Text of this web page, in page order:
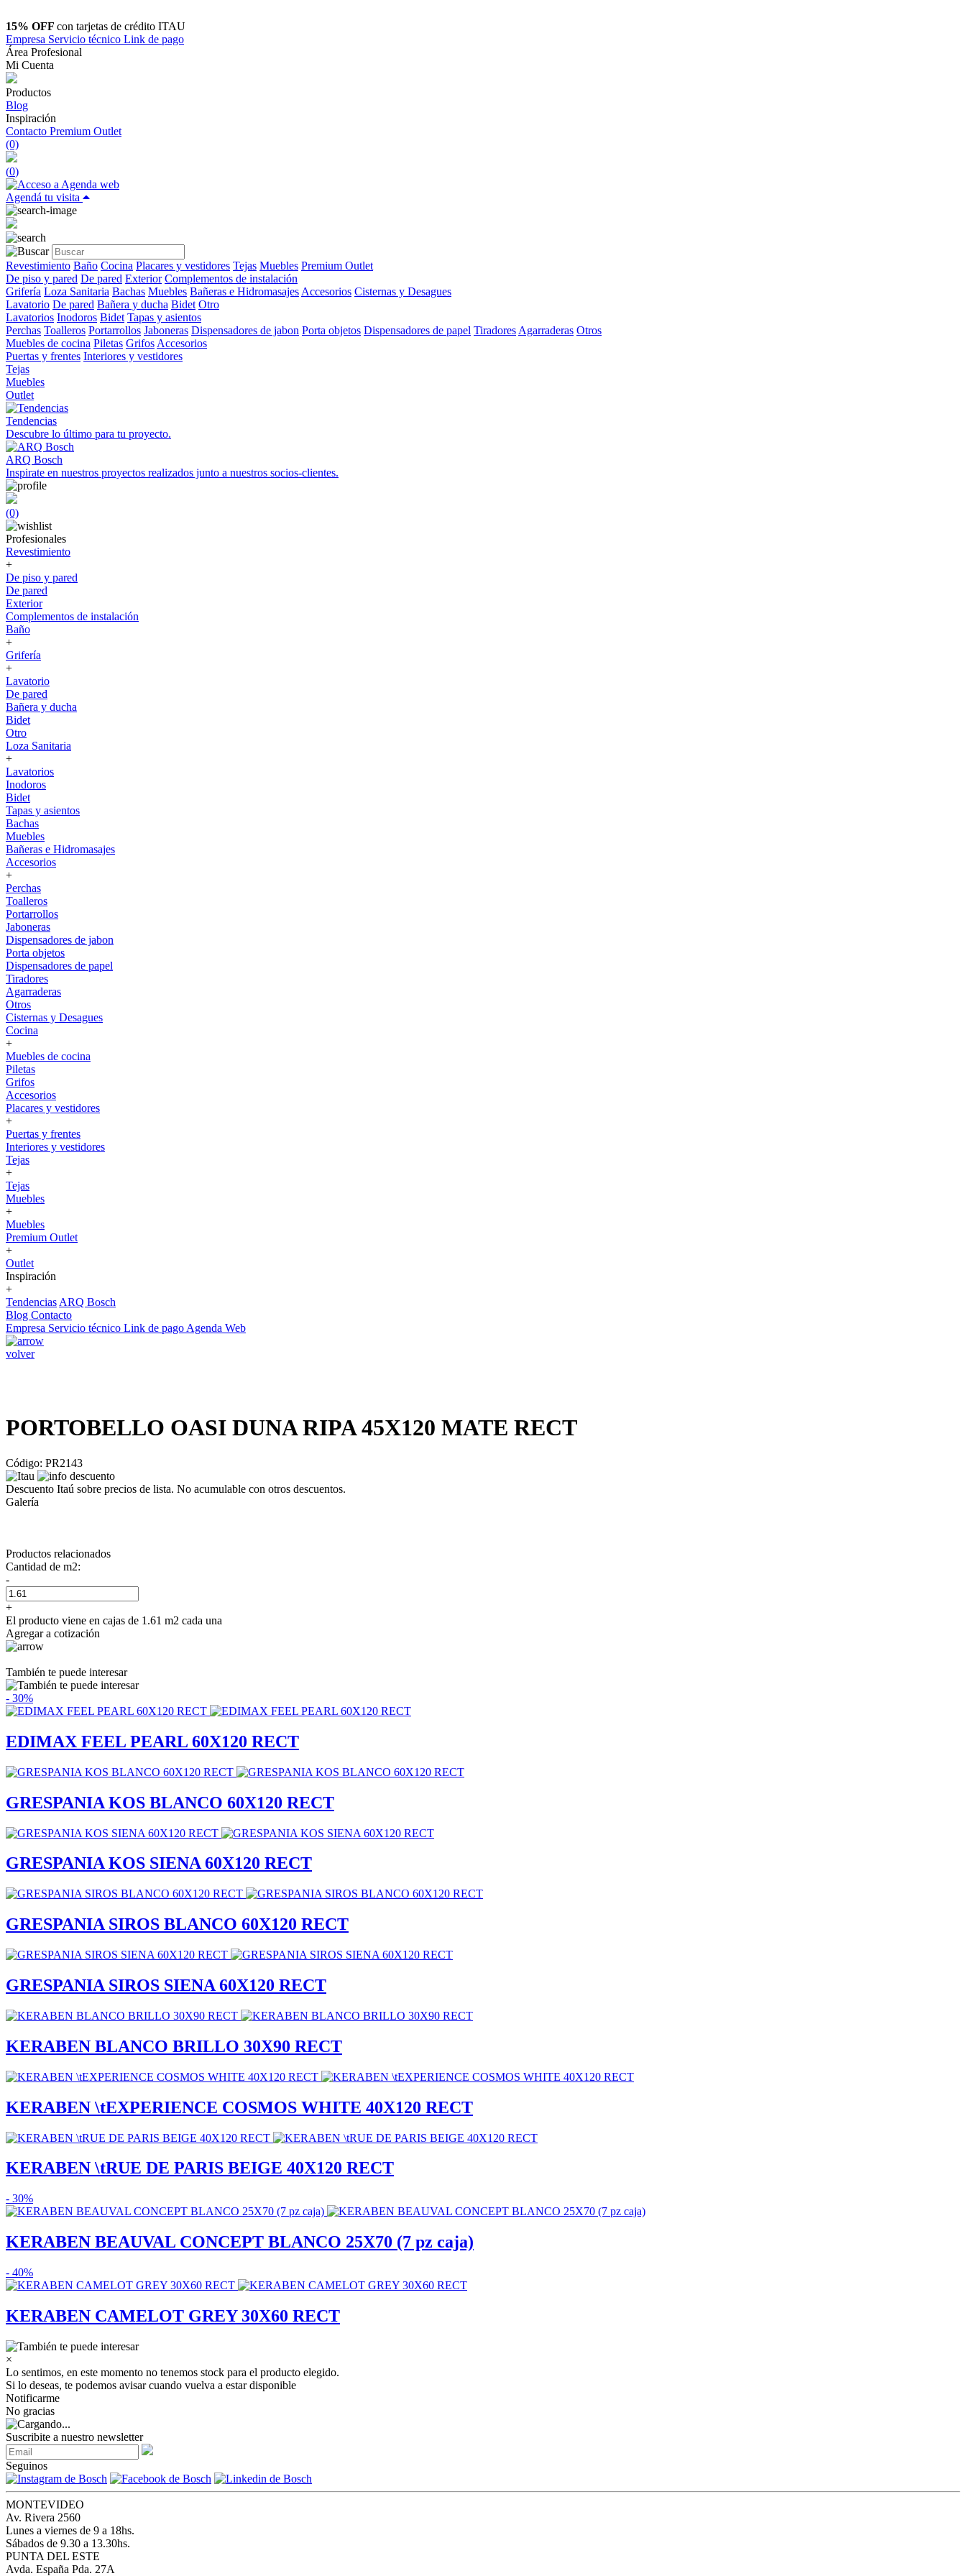
15% OFF con tarjetas de crédito ITAU
Empresa Servicio técnico Link de pago
Área Profesional
Mi Cuenta
Productos
Blog
Inspiración
Contacto Premium Outlet
(0)
(0)
Agendá tu visita
Revestimiento Baño Cocina Placares y vestidores Tejas Muebles Premium Outlet
De piso y pared De pared Exterior Complementos de instalación
Grifería Loza Sanitaria Bachas Muebles Bañeras e Hidromasajes Accesorios Cisternas y Desagues
Lavatorio De pared Bañera y ducha Bidet Otro
Lavatorios Inodoros Bidet Tapas y asientos
Perchas Toalleros Portarrollos Jaboneras Dispensadores de jabon Porta objetos Dispensadores de papel Tiradores Agarraderas Otros
Muebles de cocina Piletas Grifos Accesorios
Puertas y frentes Interiores y vestidores
Tejas
Muebles
Outlet
Tendencias
Descubre lo último para tu proyecto.
ARQ Bosch
Inspirate en nuestros proyectos realizados junto a nuestros socios-clientes.
(0)
Profesionales
Revestimiento
+
De piso y pared
De pared
Exterior
Complementos de instalación
Baño
+
Grifería
+
Lavatorio
De pared
Bañera y ducha
Bidet
Otro
Loza Sanitaria
+
Lavatorios
Inodoros
Bidet
Tapas y asientos
Bachas
Muebles
Bañeras e Hidromasajes
Accesorios
+
Perchas
Toalleros
Portarrollos
Jaboneras
Dispensadores de jabon
Porta objetos
Dispensadores de papel
Tiradores
Agarraderas
Otros
Cisternas y Desagues
Cocina
+
Muebles de cocina
Piletas
Grifos
Accesorios
Placares y vestidores
+
Puertas y frentes
Interiores y vestidores
Tejas
+
Tejas
Muebles
+
Muebles
Premium Outlet
+
Outlet
Inspiración
+
Tendencias ARQ Bosch
Blog Contacto
Empresa Servicio técnico Link de pago Agenda Web
volver
PORTOBELLO OASI DUNA RIPA 45X120 MATE RECT
Código: PR2143
Descuento Itaú sobre precios de lista. No acumulable con otros descuentos.
Galería
Productos relacionados
Cantidad de m2:
-
+
El producto viene en cajas de 1.61 m2 cada una
Agregar a cotización
También te puede interesar
- 30%
EDIMAX FEEL PEARL 60X120 RECT
GRESPANIA KOS BLANCO 60X120 RECT
GRESPANIA KOS SIENA 60X120 RECT
GRESPANIA SIROS BLANCO 60X120 RECT
GRESPANIA SIROS SIENA 60X120 RECT
KERABEN BLANCO BRILLO 30X90 RECT
KERABEN \tEXPERIENCE COSMOS WHITE 40X120 RECT
KERABEN \tRUE DE PARIS BEIGE 40X120 RECT
- 30%
KERABEN BEAUVAL CONCEPT BLANCO 25X70 (7 pz caja)
- 40%
KERABEN CAMELOT GREY 30X60 RECT
×
Lo sentimos, en este momento no tenemos stock para el producto elegido.
Si lo deseas, te podemos avisar cuando vuelva a estar disponible
Notificarme
No gracias
Suscribite a nuestro newsletter
Seguinos
MONTEVIDEO
Av. Rivera 2560
Lunes a viernes de 9 a 18hs.
Sábados de 9.30 a 13.30hs.
PUNTA DEL ESTE
Avda. España Pda. 27A